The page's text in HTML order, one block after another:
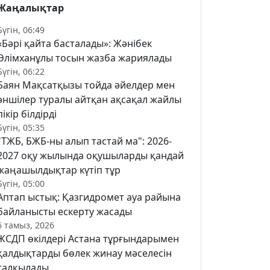
06:49
қайта басталады»: Жәнібек
тосын жазба жариялады
06:22
Мақсатқызы тойда әйелдер мен
туралы айтқан ақсақал жайлы
білдірді
05:35
БЖБ-ны алып тастай ма": 2026-
оқу жылында оқушыларды қандай
күтіп тұр
05:00
ыстық: Қазгидромет ауа райына
ескерту жасады
тамыз, 2026
өкілдері Астана тұрғындарымен
бөлек жинау мәселесін